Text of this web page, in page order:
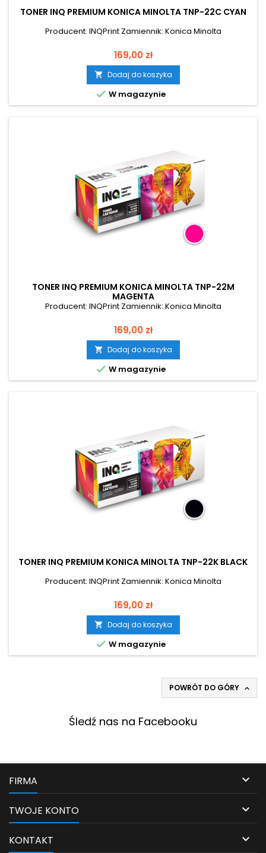
TONER INQ PREMIUM KONICA MINOLTA TNP-22C CYAN
Producent: INQPrint Zamiennik: Konica Minolta
Cena
169,00 zł
 Dodaj do koszyka
 W magazynie
TONER INQ PREMIUM KONICA MINOLTA TNP-22M
MAGENTA
Producent: INQPrint Zamiennik: Konica Minolta
Cena
169,00 zł
 Dodaj do koszyka
 W magazynie
TONER INQ PREMIUM KONICA MINOLTA TNP-22K BLACK
Producent: INQPrint Zamiennik: Konica Minolta
Cena
169,00 zł
 Dodaj do koszyka
 W magazynie
POWRÓT DO GÓRY 
Śledź nas na Facebooku
FIRMA 
TWOJE KONTO 
KONTAKT 